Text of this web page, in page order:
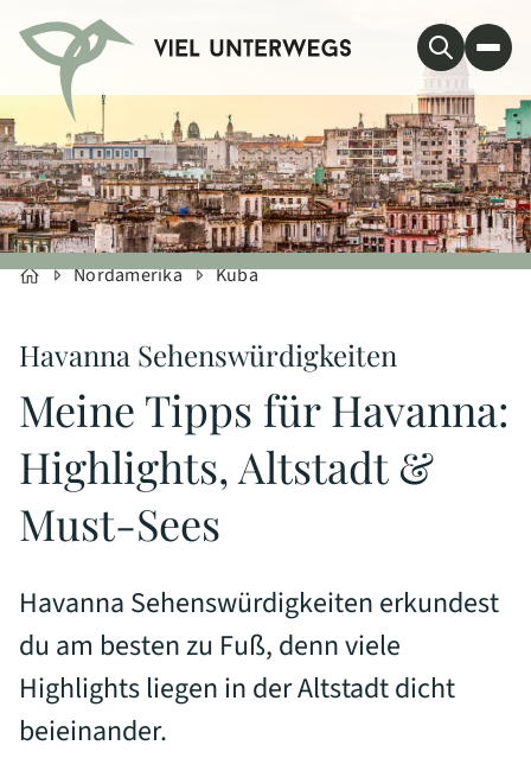
Nordamerika Kuba
Havanna Sehenswürdigkeiten
Meine Tipps für Havanna:
Highlights, Altstadt &
Must-Sees
Havanna Sehenswürdigkeiten erkundest
du am besten zu Fuß, denn viele
Highlights liegen in der Altstadt dicht
beieinander.